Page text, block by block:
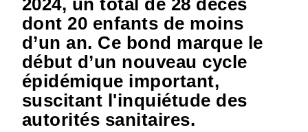
2024, un total de 28 décès
dont 20 enfants de moins
d’un an. Ce bond marque le
début d’un nouveau cycle
épidémique important,
suscitant l'inquiétude des
autorités sanitaires.